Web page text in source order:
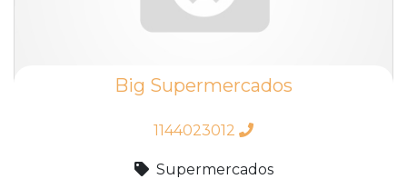
Big Supermercados
1144023012
Supermercados